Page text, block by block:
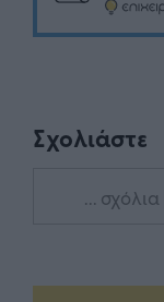
Σχολιάστε
... σχόλια